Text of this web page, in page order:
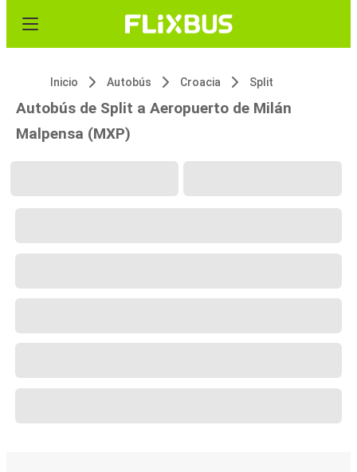
Inicio Autobús Croacia Split
Autobús de Split a Aeropuerto de Milán
Malpensa (MXP)